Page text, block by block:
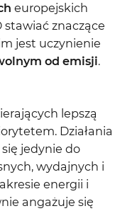
europejskich
stawiać znaczące
jest uczynienie
od emisji.
lepszą
Działania
jedynie do
wydajnych i
energii i
angażuje się